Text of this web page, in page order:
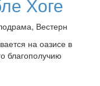
Вестерн
на оазисе в
благополучию